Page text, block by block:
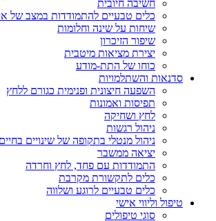
חשיבה חיובית
כלים טבעיים להתמודדות במצב של
שיחות על שינה וחלומות
שיפור הזיכרון
יצירת מציאות מיטבית
כוחו של התת-מודע
סדנאות והשתלמויות
השפעה חיצונית ופנימית כגורם ללחץ
תפיסות ואמונות
לחץ ושחיקה
ניהול רגשות
ניהול מנטלי בתקופה של שינויים בחיים
יציאה ממשבר
התמודדות עם פחד, לחץ וחרדה
כלים לתקשורת מקרבת
כלים טבעיים לרוגע ושלווה
טיפול וליווי אישי
סוגי טיפולים